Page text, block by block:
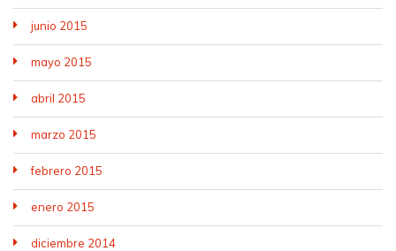
junio 2015
mayo 2015
abril 2015
marzo 2015
febrero 2015
enero 2015
diciembre 2014